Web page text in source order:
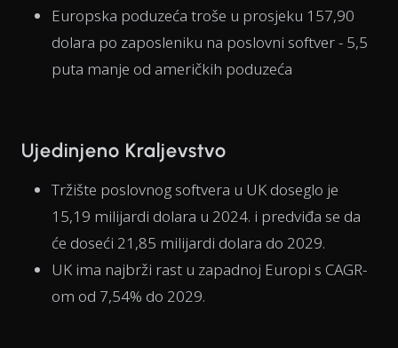
Europska poduzeća troše u prosjeku 157,90
dolara po zaposleniku na poslovni softver - 5,5
puta manje od američkih poduzeća
Ujedinjeno Kraljevstvo
Tržište poslovnog softvera u UK doseglo je
15,19 milijardi dolara u 2024. i predviđa se da
će doseći 21,85 milijardi dolara do 2029.
UK ima najbrži rast u zapadnoj Europi s CAGR-
om od 7,54% do 2029.